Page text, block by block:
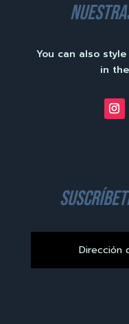
You can also
in